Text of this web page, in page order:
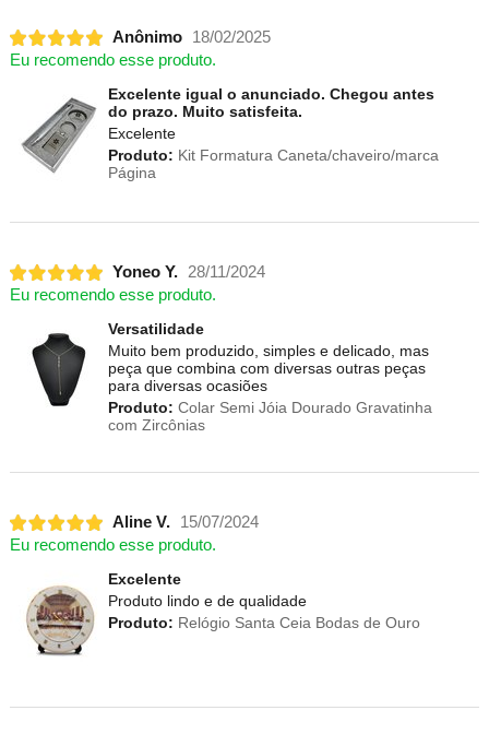
Anônimo
18/02/2025
Eu recomendo esse produto.
Excelente igual o anunciado. Chegou antes
do prazo. Muito satisfeita.
Excelente
Produto: Kit Formatura Caneta/chaveiro/marca
Página
Yoneo Y.
28/11/2024
Eu recomendo esse produto.
Versatilidade
Muito bem produzido, simples e delicado, mas
peça que combina com diversas outras peças
para diversas ocasiões
Produto: Colar Semi Jóia Dourado Gravatinha
com Zircônias
Aline V.
15/07/2024
Eu recomendo esse produto.
Excelente
Produto lindo e de qualidade
Produto: Relógio Santa Ceia Bodas de Ouro